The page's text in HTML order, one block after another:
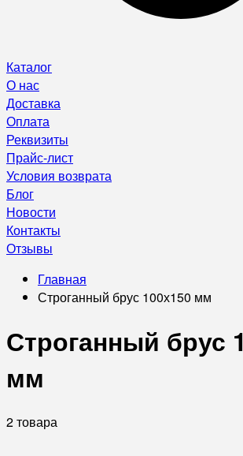
Каталог
О нас
Доставка
Оплата
Реквизиты
Прайс-лист
Условия возврата
Блог
Новости
Контакты
Отзывы
Главная
Строганный брус 100х150 мм
Строганный брус
мм
2 товара